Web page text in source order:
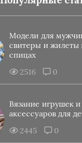
Модели для
свитеры и жилеты
спицах
2516
0
Вязание игрушек и
аксессуаров для
2445
0